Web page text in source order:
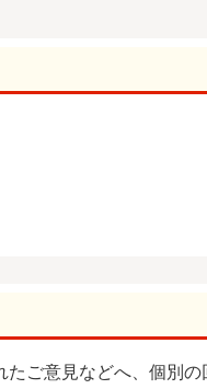
ご意見などへ、個別